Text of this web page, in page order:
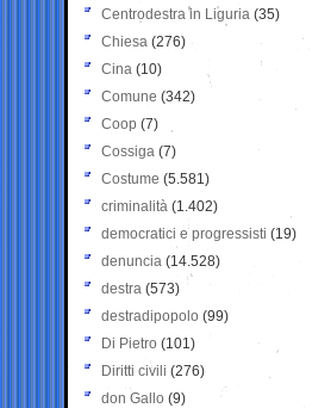
Centrodestra in Liguria (35)
Chiesa (276)
Cina (10)
Comune (342)
Coop (7)
Cossiga (7)
Costume (5.581)
criminalità (1.402)
democratici e progressisti (19)
denuncia (14.528)
destra (573)
destradipopolo (99)
Di Pietro (101)
Diritti civili (276)
don Gallo (9)